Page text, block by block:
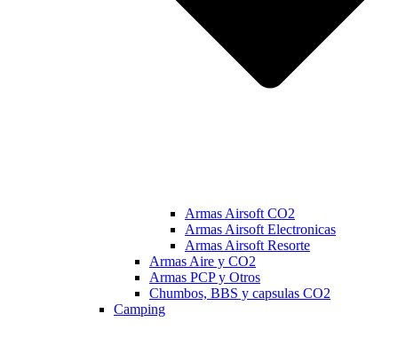
Armas Airsoft CO2
Armas Airsoft Electronicas
Armas Airsoft Resorte
Armas Aire y CO2
Armas PCP y Otros
Chumbos, BBS y capsulas CO2
Camping